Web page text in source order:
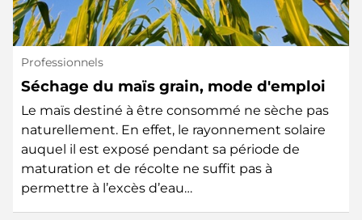
Professionnels
Séchage du maïs grain, mode d'emploi
Le maïs destiné à être consommé ne sèche pas
naturellement. En effet, le rayonnement solaire
auquel il est exposé pendant sa période de
maturation et de récolte ne suffit pas à
permettre à l’excès d’eau…